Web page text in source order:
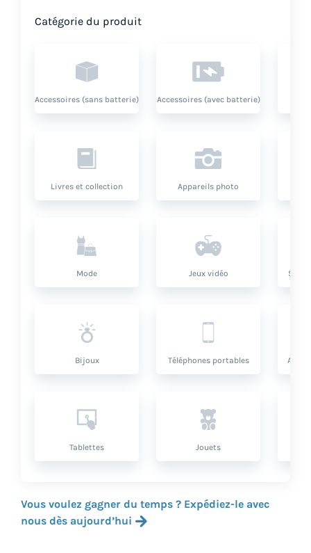
Catégorie du produit
Accessoires (sans batterie) Accessoires (avec batterie)
Livres et collection Appareils photo
Mode Jeux vidéo
Bijoux Téléphones portables
Tablettes Jouets
Vous voulez gagner du temps ? Expédiez-le avec
nous dès aujourd’hui